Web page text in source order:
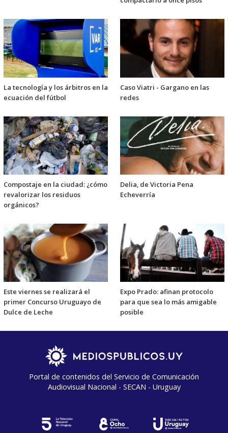
La tecnología y los árbitros en la
ecuación del fútbol
Caso Viatri - Gargano en las
redes
Compostaje en la ciudad: ¿cómo
revalorizar los residuos
orgánicos?
Delia, de Victoria Pena
Echeverría
Este viernes se realizará el
primer Concurso Uruguayo de
Dulce de Leche
Expo Prado: afinan protocolo
para que sea lo más amigable
posible
Portal de contenidos del Servicio de Comunicación
Audiovisual Nacional - SECAN - Uruguay